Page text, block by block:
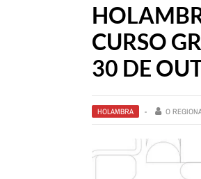
CURSO
30 DE
HOLAMBRA O